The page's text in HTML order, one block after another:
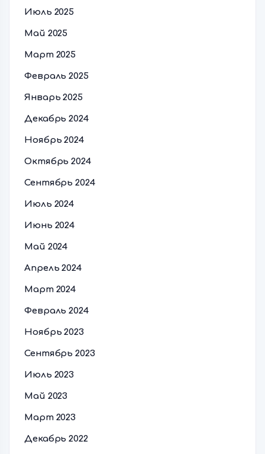
Июль 2025
Май 2025
Март 2025
Февраль 2025
Январь 2025
Декабрь 2024
Ноябрь 2024
Октябрь 2024
Сентябрь 2024
Июль 2024
Июнь 2024
Май 2024
Апрель 2024
Март 2024
Февраль 2024
Ноябрь 2023
Сентябрь 2023
Июль 2023
Май 2023
Март 2023
Декабрь 2022